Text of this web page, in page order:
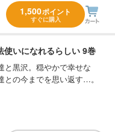
1,500ポイント
すぐに購入
使いになれるらしい 9巻
と黒沢。穏やかで幸せな
との今までを思い返す…。